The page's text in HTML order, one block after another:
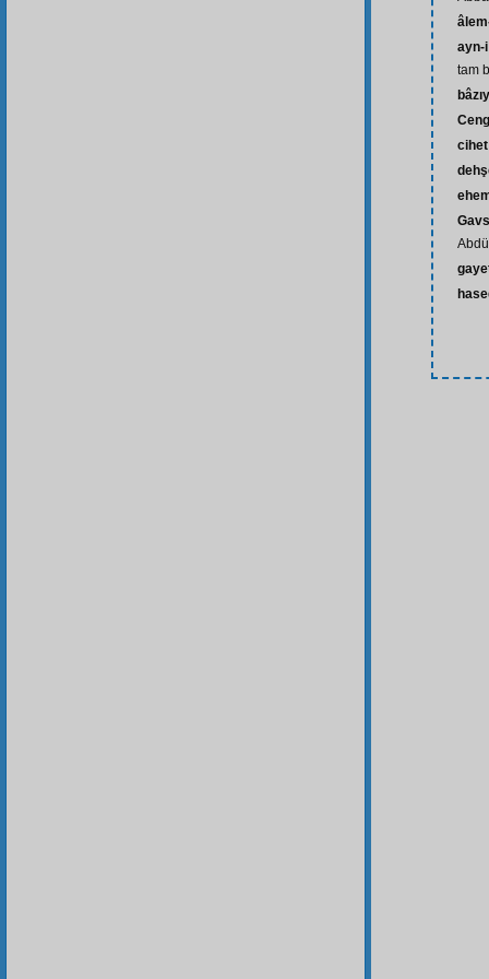
ayn-
tam
cihet